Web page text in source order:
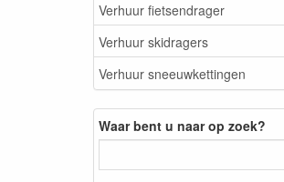
Verhuur fietsendrager
Verhuur skidragers
Verhuur sneeuwkettingen
Waar bent u naar op zoek?